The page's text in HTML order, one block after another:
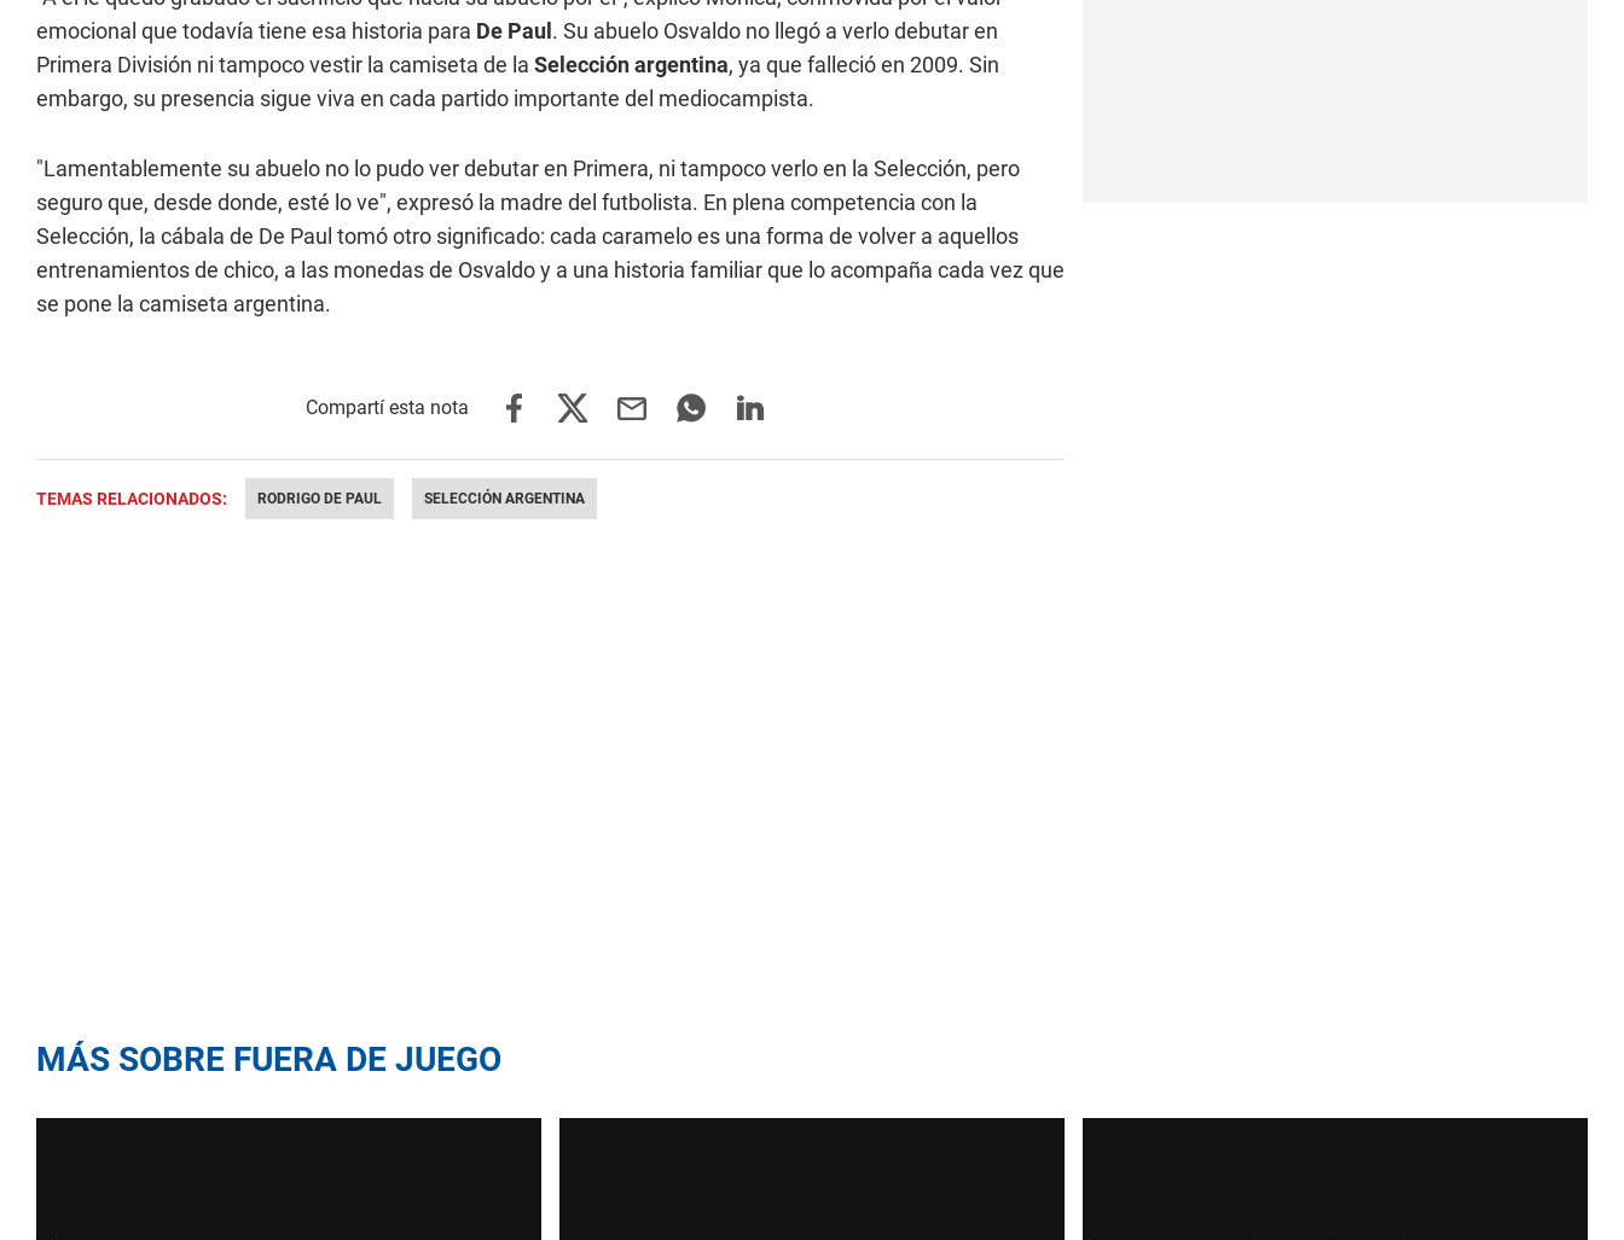
emocional que todavía tiene esa historia para De Paul . Su abuelo Osvaldo no llegó a verlo debutar en
Primera División ni tampoco vestir la camiseta de la Selección argentina, ya que falleció en 2009. Sin
embargo, su presencia sigue viva en cada partido importante del mediocampista.
"Lamentablemente su abuelo no lo pudo ver debutar en Primera, ni tampoco verlo en la Selección, pero
seguro que, desde donde, esté lo ve", expresó la madre del futbolista. En plena competencia con la
Selección, la cábala de De Paul tomó otro significado: cada caramelo es una forma de volver a aquellos
entrenamientos de chico, a las monedas de Osvaldo y a una historia familiar que lo acompaña cada vez que
se pone la camiseta argentina.
TEMAS RELACIONADOS: RODRIGO DE PAUL SELECCIÓN ARGENTINA
MÁS SOBRE FUERA DE JUEGO